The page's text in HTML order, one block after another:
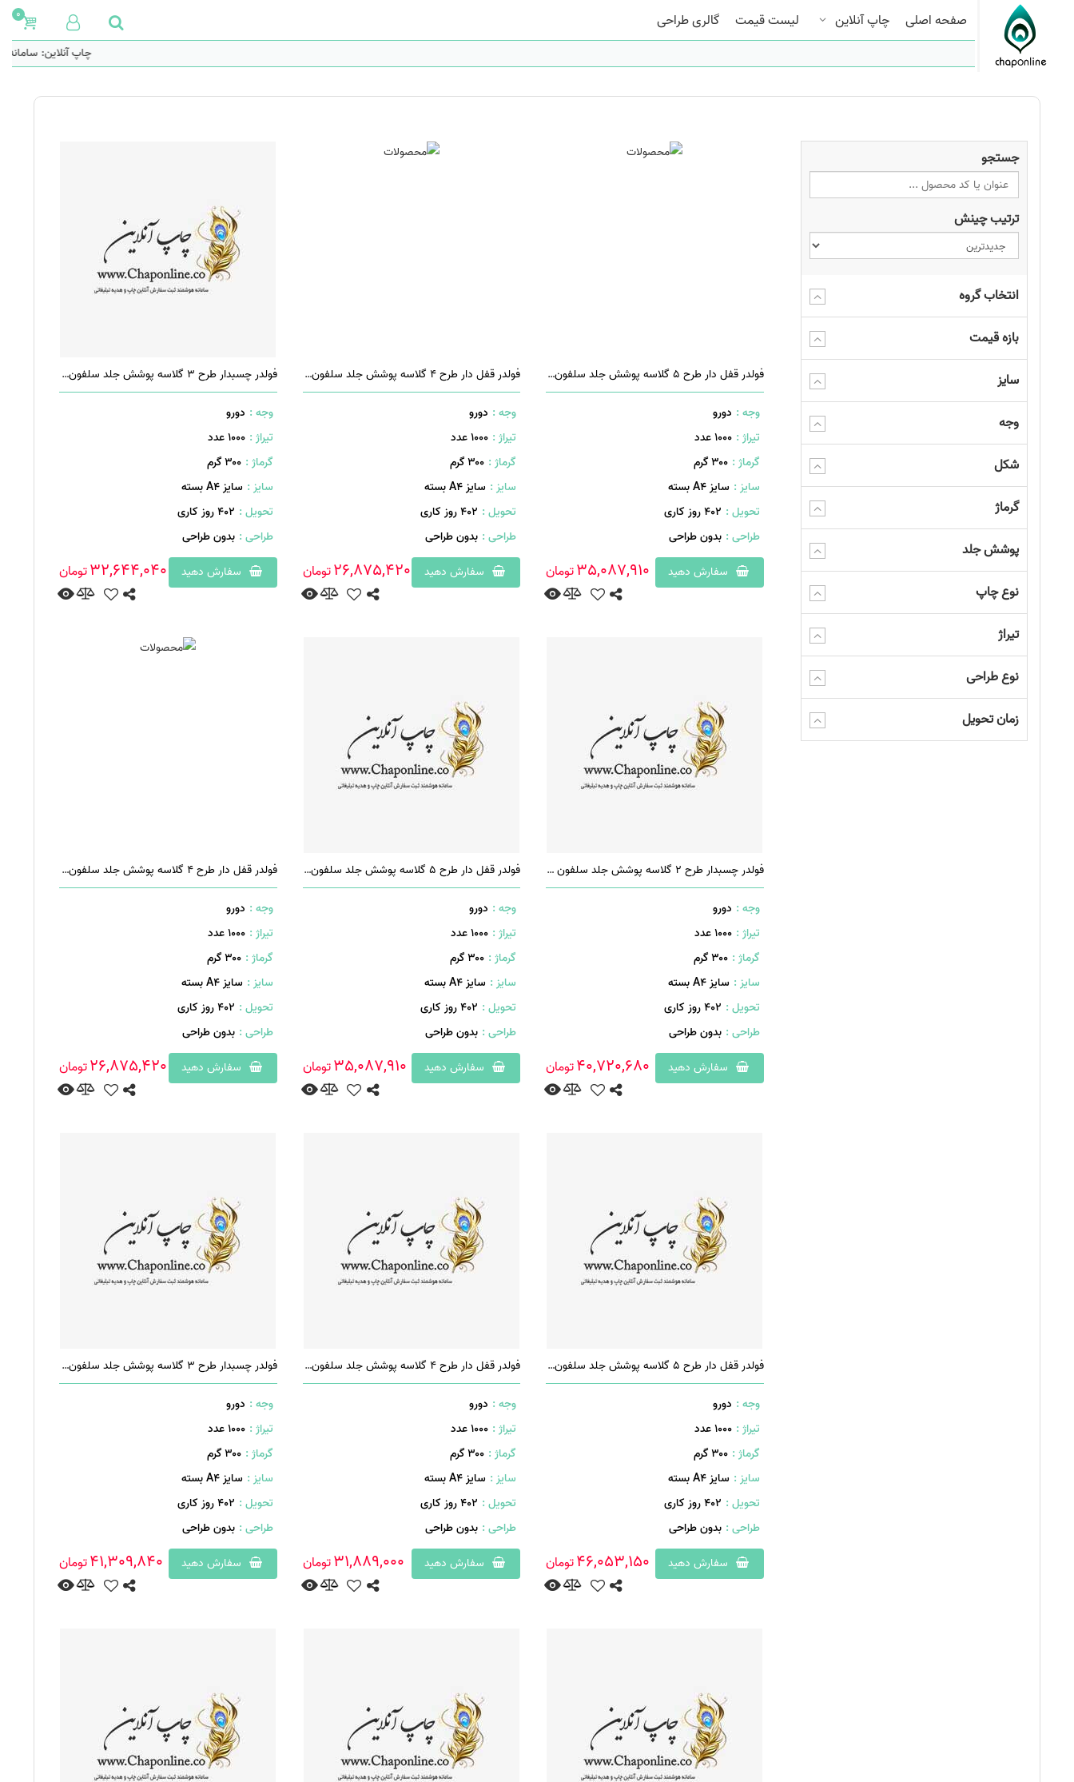
صفحه اصلی چاپ آنلاین لیست قیمت گالری طراحی 0
چاپ آنلاین: سامانه
جستجو
ترتیب چینش
انتخاب گروه
بازه قیمت
سایز
وجه
شکل
گرماژ
پوشش جلد
نوع چاپ
تیراژ
نوع طراحی
زمان تحویل
فولدر قفل دار طرح 5 گلاسه پوشش جلد سلفون براق
وجه : دورو
تیراژ : 1000 عدد
گرماژ : ۳۰۰ گرم
سایز : سایز A4 بسته
تحویل : 402 روز کاری
طراحی : بدون طراحی
سفارش دهید
35,087,910تومان
فولدر قفل دار طرح 4 گلاسه پوشش جلد سلفون براق
وجه : دورو
تیراژ : 1000 عدد
گرماژ : ۳۰۰ گرم
سایز : سایز A4 بسته
تحویل : 402 روز کاری
طراحی : بدون طراحی
سفارش دهید
26,875,420تومان
فولدر چسبدار طرح 3 گلاسه پوشش جلد سلفون براق
وجه : دورو
تیراژ : 1000 عدد
گرماژ : ۳۰۰ گرم
سایز : سایز A4 بسته
تحویل : 402 روز کاری
طراحی : بدون طراحی
سفارش دهید
32,644,040تومان
فولدر چسبدار طرح 2 گلاسه پوشش جلد سلفون براق
وجه : دورو
تیراژ : 1000 عدد
گرماژ : ۳۰۰ گرم
سایز : سایز A4 بسته
تحویل : 402 روز کاری
طراحی : بدون طراحی
سفارش دهید
40,720,680تومان
فولدر قفل دار طرح 5 گلاسه پوشش جلد سلفون مات
وجه : دورو
تیراژ : 1000 عدد
گرماژ : ۳۰۰ گرم
سایز : سایز A4 بسته
تحویل : 402 روز کاری
طراحی : بدون طراحی
سفارش دهید
35,087,910تومان
فولدر قفل دار طرح 4 گلاسه پوشش جلد سلفون مات
وجه : دورو
تیراژ : 1000 عدد
گرماژ : ۳۰۰ گرم
سایز : سایز A4 بسته
تحویل : 402 روز کاری
طراحی : بدون طراحی
سفارش دهید
26,875,420تومان
فولدر قفل دار طرح 5 گلاسه پوشش جلد سلفون براق
وجه : دورو
تیراژ : 1000 عدد
گرماژ : ۳۰۰ گرم
سایز : سایز A4 بسته
تحویل : 402 روز کاری
طراحی : بدون طراحی
سفارش دهید
46,053,150تومان
فولدر قفل دار طرح 4 گلاسه پوشش جلد سلفون براق
وجه : دورو
تیراژ : 1000 عدد
گرماژ : ۳۰۰ گرم
سایز : سایز A4 بسته
تحویل : 402 روز کاری
طراحی : بدون طراحی
سفارش دهید
31,889,000تومان
فولدر چسبدار طرح 3 گلاسه پوشش جلد سلفون براق
وجه : دورو
تیراژ : 1000 عدد
گرماژ : ۳۰۰ گرم
سایز : سایز A4 بسته
تحویل : 402 روز کاری
طراحی : بدون طراحی
سفارش دهید
41,309,840تومان